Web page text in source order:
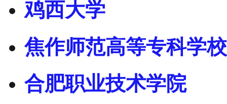
鸡西大学
焦作师范高等专科学校
合肥职业技术学院